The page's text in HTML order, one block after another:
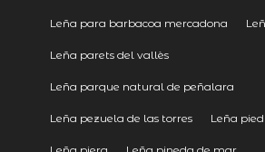
Leña para barbacoa mercadona
Leña parets del vallès
Leña parque natural de peñalara
Leña pezuela de las torres Leña